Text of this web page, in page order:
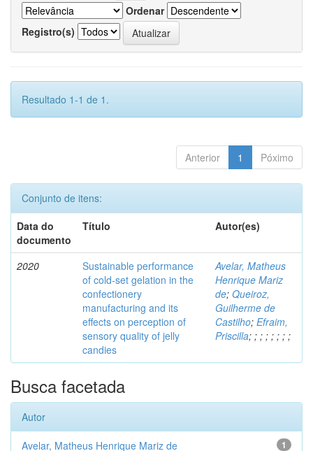
Ordenar
Registro(s)
Resultado 1-1 de 1.
Anterior 1 Póximo
Conjunto de itens:
Data do
documento
Título Autor(es)
2020
Sustainable performance
of cold-set gelation in the
confectionery
manufacturing and its
effects on perception of
sensory quality of jelly
candies
Avelar, Matheus
Henrique Mariz
de; Queiroz,
Guilherme de
Castilho; Efraim,
Priscilla; ; ; ; ; ; ; ;
Busca facetada
Autor
1
Avelar, Matheus Henrique Mariz de